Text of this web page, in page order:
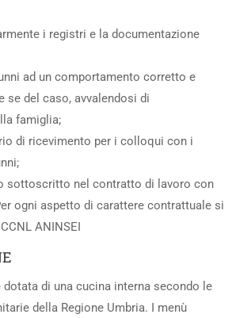
i registri e la documentazione
ad un comportamento corretto e
se del caso, avvalendosi di
famiglia;
di ricevimento per i colloqui con i
sottoscritto nel contratto di lavoro con
ogni aspetto di carattere contrattuale si
ANINSEI
di una cucina interna secondo le
della Regione Umbria. I menù